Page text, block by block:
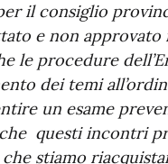
il consiglio
e non
le procedure
dei temi
un esame
questi incontri
stiamo